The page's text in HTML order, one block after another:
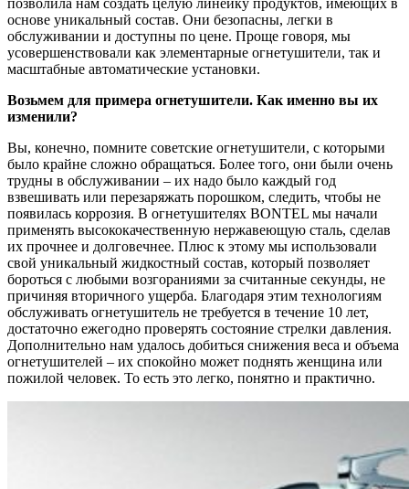
основе уникальный состав. Они безопасны, легки в
обслуживании и доступны по цене. Проще говоря, мы
усовершенствовали как элементарные огнетушители, так и
масштабные автоматические установки.
Возьмем для примера огнетушители. Как именно вы их
изменили?
Вы, конечно, помните советские огнетушители, с которыми
было крайне сложно обращаться. Более того, они были очень
трудны в обслуживании – их надо было каждый год
взвешивать или перезаряжать порошком, следить, чтобы не
появилась коррозия. В огнетушителях BONTEL мы начали
применять высококачественную нержавеющую сталь, сделав
их прочнее и долговечнее. Плюс к этому мы использовали
свой уникальный жидкостный состав, который позволяет
бороться с любыми возгораниями за считанные секунды, не
причиняя вторичного ущерба. Благодаря этим технологиям
обслуживать огнетушитель не требуется в течение 10 лет,
достаточно ежегодно проверять состояние стрелки давления.
Дополнительно нам удалось добиться снижения веса и объема
огнетушителей – их спокойно может поднять женщина или
пожилой человек. То есть это легко, понятно и практично.